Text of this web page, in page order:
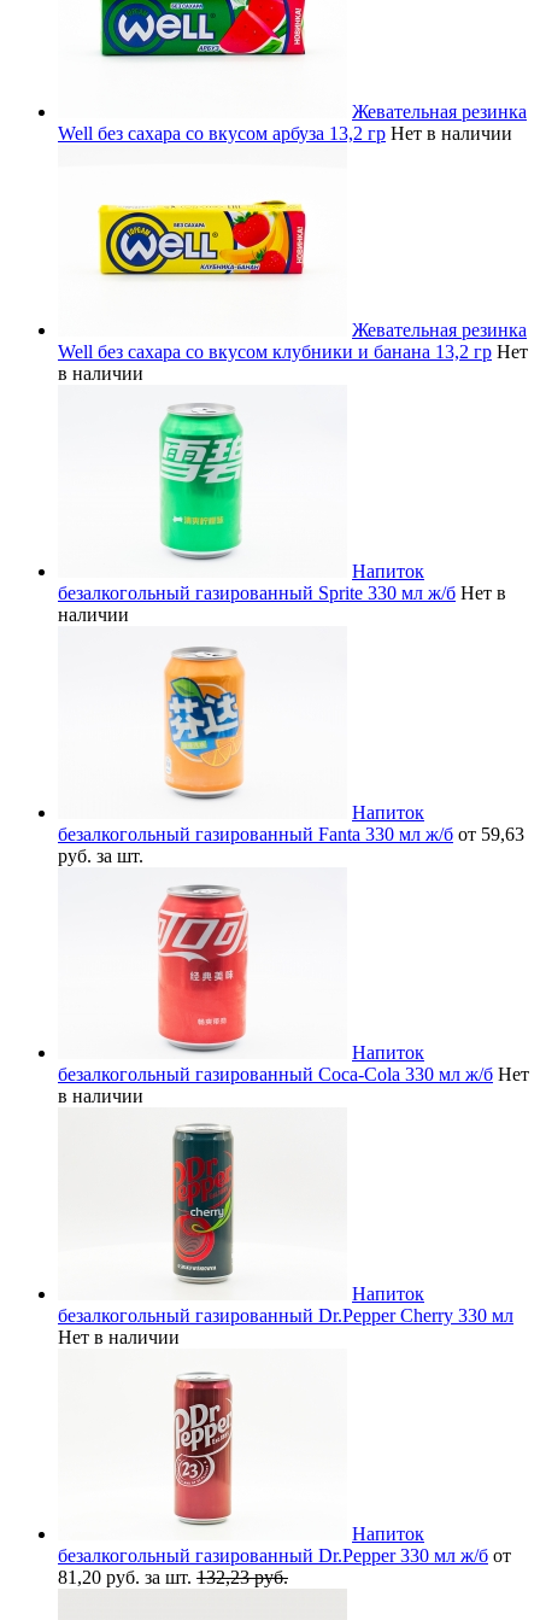
Жевательная резинка
Well без сахара со вкусом арбуза 13,2 гр Нет в наличии
Жевательная резинка
Well без сахара со вкусом клубники и банана 13,2 гр Нет
в наличии
Напиток
безалкогольный газированный Sprite 330 мл ж/б Нет в
наличии
Напиток
безалкогольный газированный Fanta 330 мл ж/б от 59,63
руб. за шт.
Напиток
безалкогольный газированный Coca-Cola 330 мл ж/б Нет
в наличии
Напиток
безалкогольный газированный Dr.Pepper Cherry 330 мл
Нет в наличии
Напиток
безалкогольный газированный Dr.Pepper 330 мл ж/б от
81,20 руб. за шт. 132,23 руб.